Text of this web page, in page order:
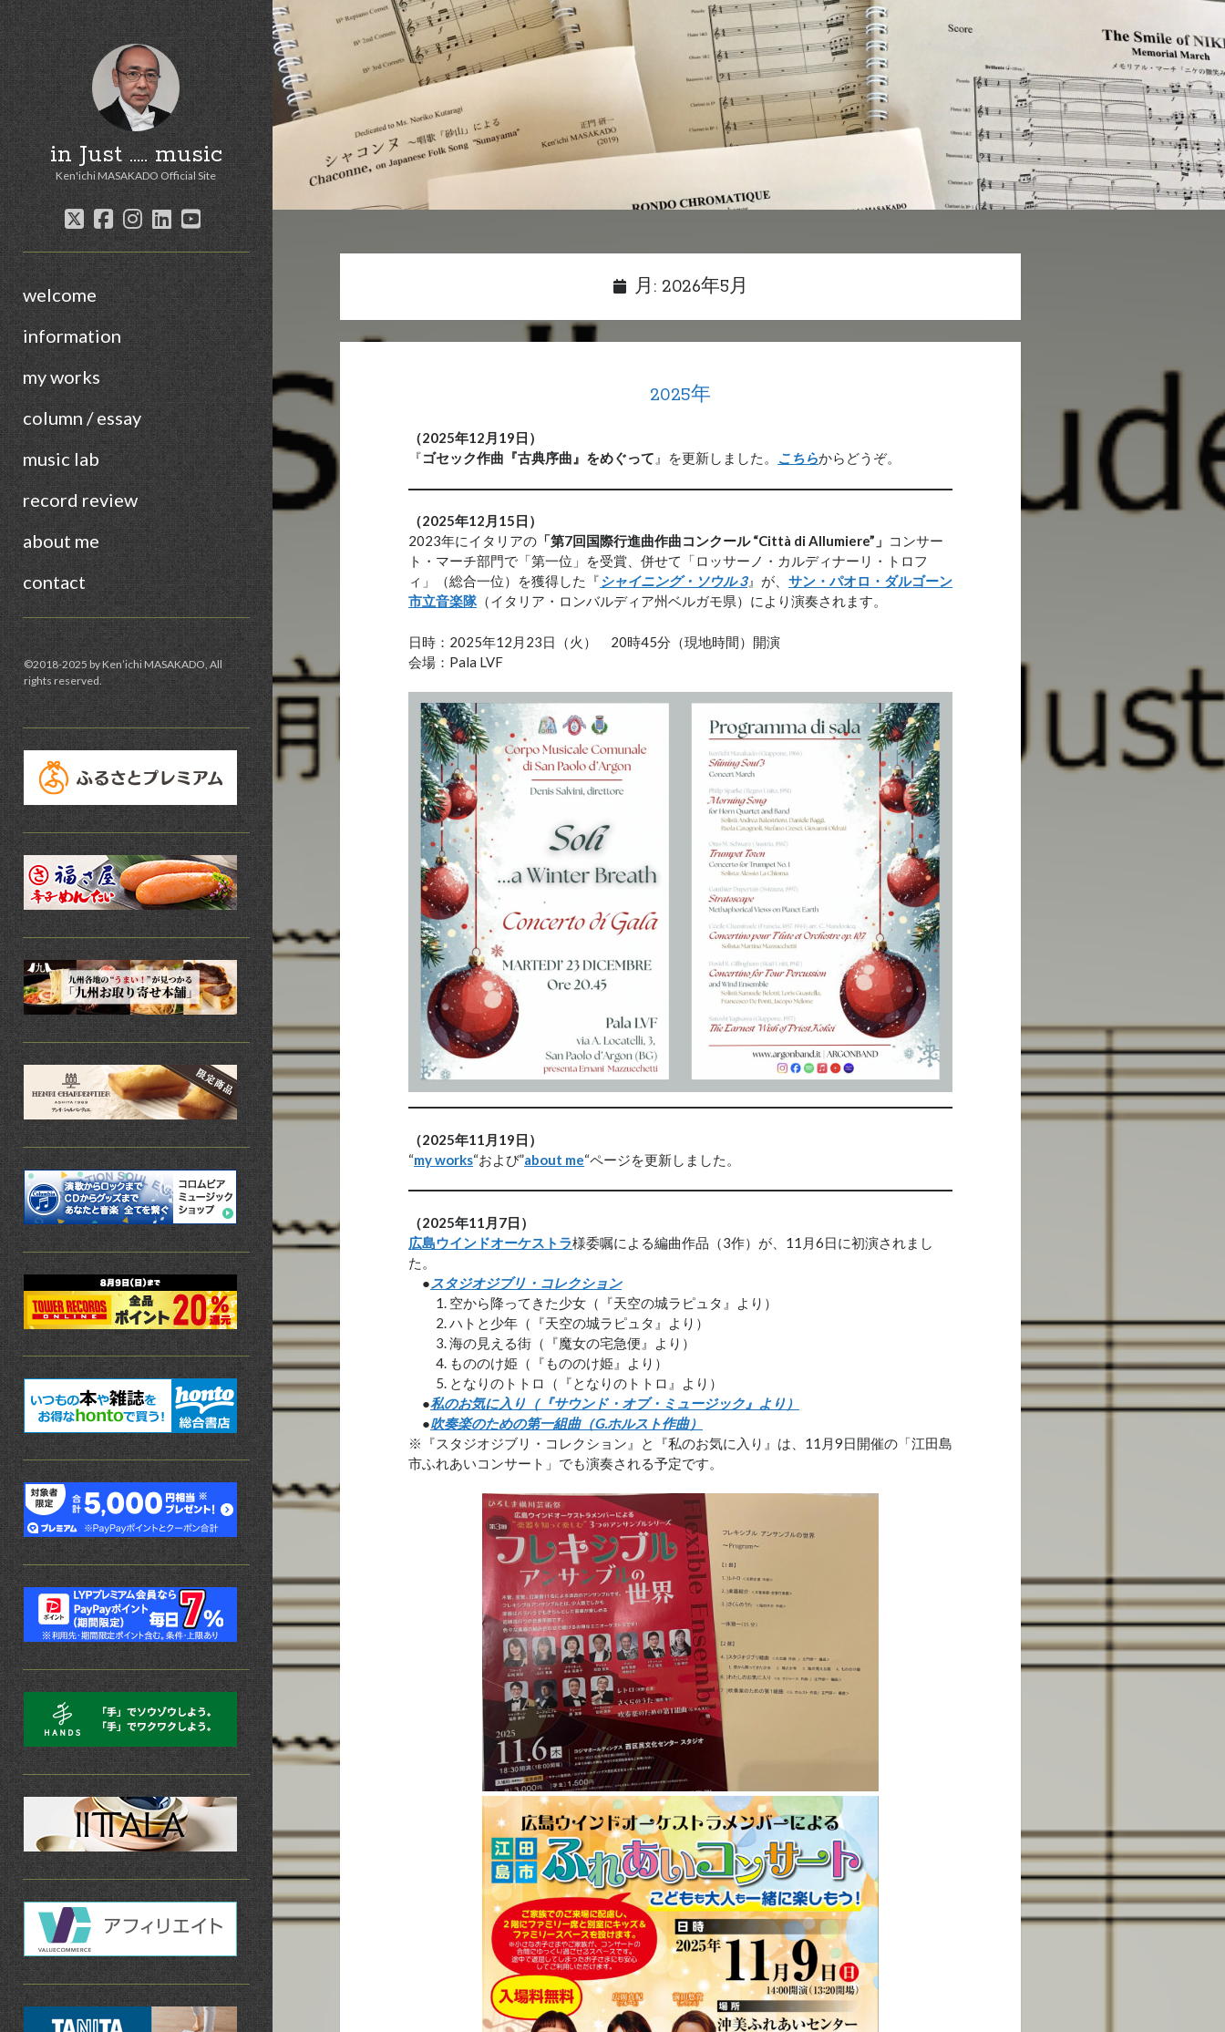
in Just ..... music
Ken'ichi MASAKADO Official Site
twitter
facebook
instagram
linkedin
youtube
welcome
information
my works
column / essay
music lab
record review
about me
contact
Sidebar
©︎2018-2025 by Ken’ichi MASAKADO, All
rights reserved.
月: 2026年5月
2025年
（2025年12月19日）
『ゴセック作曲『古典序曲』をめぐって 』を更新しました。 こちらからどうぞ。
（2025年12月15日）
2023年にイタリアの 「第7回国際行進曲作曲コンクール “Città di Allumiere”」 コンサー
ト・マーチ部門で「第一位」を受賞、併せて「ロッサーノ・カルディナーリ・トロフ
ィ」（総合一位）を獲得した『 シャイニング・ソウル 3』が、サン・パオロ・ダルゴーン
市立音楽隊（イタリア・ロンバルディア州ベルガモ県）により演奏されます。
日時：2025年12月23日（火） 20時45分（現地時間）開演
会場：Pala LVF
（2025年11月19日）
“my works“および”about me“ページを更新しました。
（2025年11月7日）
広島ウインドオーケストラ様委嘱による編曲作品（3作）が、11月6日に初演されまし
た。
●スタジオジブリ・コレクション
1. 空から降ってきた少女（『天空の城ラピュタ』より）
2. ハトと少年（『天空の城ラピュタ』より）
3. 海の見える街（『魔女の宅急便』より）
4. もののけ姫（『もののけ姫』より）
5. となりのトトロ（『となりのトトロ』より）
●私のお気に入り（『サウンド・オブ・ミュージック』より）
●吹奏楽のための第一組曲（G.ホルスト作曲）
※『スタジオジブリ・コレクション』と『私のお気に入り』は、11月9日開催の「江田島
市ふれあいコンサート」でも演奏される予定です。